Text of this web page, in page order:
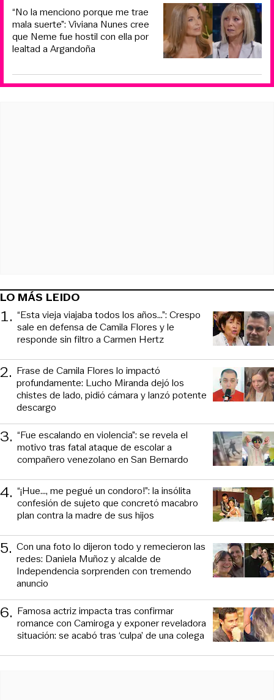
“No la menciono porque me trae
mala suerte”: Viviana Nunes cree
que Neme fue hostil con ella por
lealtad a Argandoña
LO MÁS LEIDO
1. “Esta vieja viajaba todos los años...”: Crespo
sale en defensa de Camila Flores y le
responde sin filtro a Carmen Hertz
2. Frase de Camila Flores lo impactó
profundamente: Lucho Miranda dejó los
chistes de lado, pidió cámara y lanzó potente
descargo
3. “Fue escalando en violencia”: se revela el
motivo tras fatal ataque de escolar a
compañero venezolano en San Bernardo
4. “¡Hue..., me pegué un condoro!”: la insólita
confesión de sujeto que concretó macabro
plan contra la madre de sus hijos
5. Con una foto lo dijeron todo y remecieron las
redes: Daniela Muñoz y alcalde de
Independencia sorprenden con tremendo
anuncio
6. Famosa actriz impacta tras confirmar
romance con Camiroga y exponer reveladora
situación: se acabó tras ‘culpa’ de una colega